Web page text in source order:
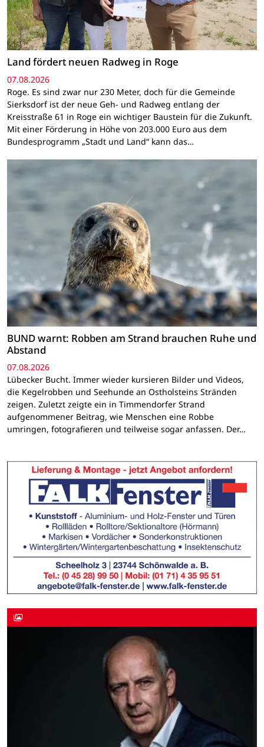
Land fördert neuen Radweg in Roge
07.08.2026
Roge. Es sind zwar nur 230 Meter, doch für die Gemeinde
Sierksdorf ist der neue Geh- und Radweg entlang der
Kreisstraße 61 in Roge ein wichtiger Baustein für die Zukunft.
Mit einer Förderung in Höhe von 203.000 Euro aus dem
Bundesprogramm „Stadt und Land“ kann das…
BUND warnt: Robben am Strand brauchen Ruhe und
Abstand
07.08.2026
Lübecker Bucht. Immer wieder kursieren Bilder und Videos,
die Kegelrobben und Seehunde an Ostholsteins Stränden
zeigen. Zuletzt zeigte ein in Timmendorfer Strand
aufgenommener Beitrag, wie Menschen eine Robbe
umringen, fotografieren und teilweise sogar anfassen. Der…